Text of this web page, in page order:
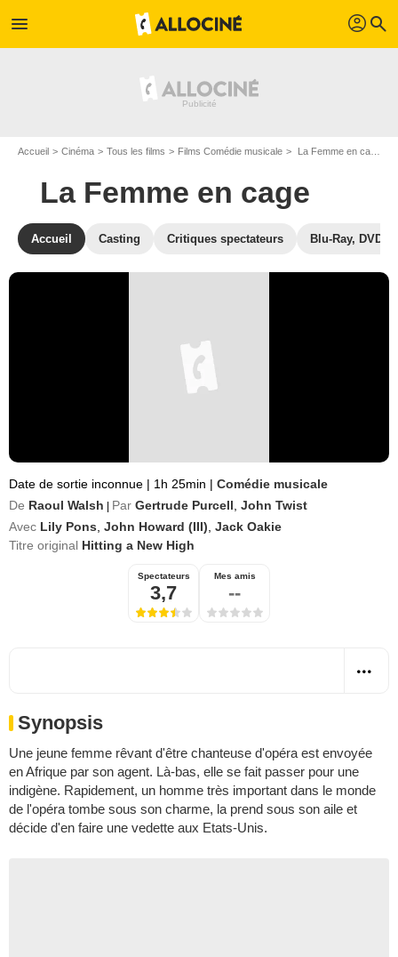
menu profil search
Accueil Cinéma Tous les films Films Comédie musicale La Femme en cage de Raoul Walsh
La Femme en cage
Accueil Casting Critiques spectateurs Blu-Ray, DVD
Date de sortie inconnue | 1h 25min | Comédie musicale
De Raoul Walsh Par Gertrude Purcell John Twist
Avec Lily Pons John Howard (III) Jack Oakie
Titre original Hitting a New High
Spectateurs
3,7
Mes amis
--
Synopsis
Une jeune femme rêvant d'être chanteuse d'opéra est envoyée
en Afrique par son agent. Là-bas, elle se fait passer pour une
indigène. Rapidement, un homme très important dans le monde
de l'opéra tombe sous son charme, la prend sous son aile et
décide d'en faire une vedette aux Etats-Unis.